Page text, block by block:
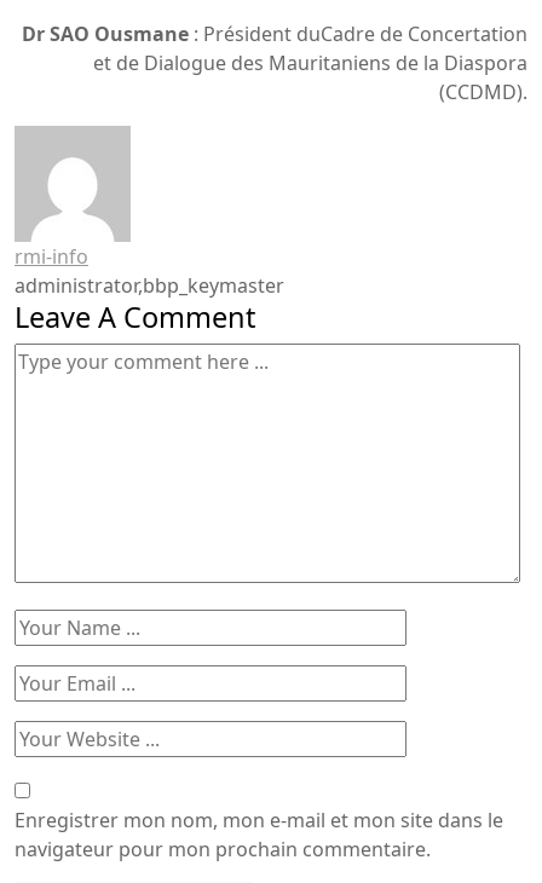
Dr SAO Ousmane : Président duCadre de Concertation
et de Dialogue des Mauritaniens de la Diaspora
(CCDMD).
rmi-info
administrator,bbp_keymaster
Leave A Comment
Enregistrer mon nom, mon e-mail et mon site dans le
navigateur pour mon prochain commentaire.